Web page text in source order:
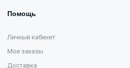
Помощь
Личный кабинет
Мои заказы
Доставка